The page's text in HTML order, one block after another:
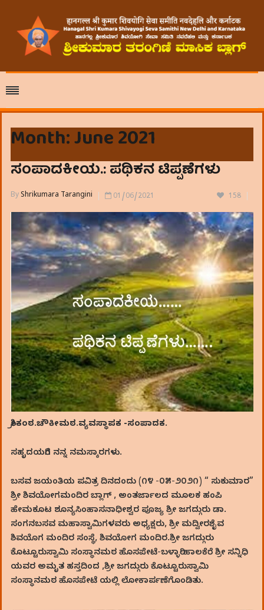
Month:June 2021
ಸಂಪಾದಕೀಯ.: ಪಥಿಕನ ಟಿಪ್ಪಣೆಗಳು
By Shrikumara Tarangini 01/06/2021 158
ಶ್ರೀಕಂಠ.ಚೌಕೀಮಠ.ವ್ಯವಸ್ಥಾಪಕ -ಸಂಪಾದಕ.
ಸಹೃದಯರಿಗೆ ನನ್ನ ನಮಸ್ಕಾರಗಳು.
ಬಸವ ಜಯಂತಿಯ ಪವಿತ್ರ ದಿನದಂದು (೧೪ -೦೫-೨೦೨೧) “ ಸುಕುಮಾರ”
ಶ್ರೀ ಶಿವಯೋಗಮಂದಿರ ಬ್ಲಾಗ್‌ , ಅಂತರ್ಜಾಲದ ಮೂಲಕ ಹಂಪಿ
ಹೇಮಕೂಟ ಶೂನ್ಯಸಿಂಹಾಸನಾಧೀಶ್ವರ ಪೂಜ್ಯ ಶ್ರೀ ಜಗದ್ಗುರು ಡಾ.
ಸಂಗನಬಸವ ಮಹಾಸ್ವಾಮಿಗಳವರು ಅಧ್ಯಕ್ಷರು, ಶ್ರೀ ಮದ್ವೀರಶೈವ
ಶಿವಯೊಗ ಮಂದಿರ ಸಂಸ್ಥೆ, ಶಿವಯೋಗ ಮಂದಿರ.ಶ್ರೀ ಜಗದ್ಗುರು
ಕೊಟ್ಟೂರುಸ್ವಾಮಿ ಸಂಸ್ಥಾನಮಠ ಹೊಸಪೇಟೆ-ಬಳ್ಳಾರಿ-ಹಾಲಕೆರೆ ಶ್ರೀ ಸನ್ನಿಧಿ
ಯವರ ಅಮೃತ ಹಸ್ತದಿಂದ ,ಶ್ರೀ ಜಗದ್ಗುರು ಕೊಟ್ಟೂರುಸ್ವಾಮಿ
ಸಂಸ್ಥಾನಮಠ ಹೊಸಪೇಟೆ ಯಲ್ಲಿ ಲೋಕಾರ್ಪಣೆಗೊಂಡಿತು.